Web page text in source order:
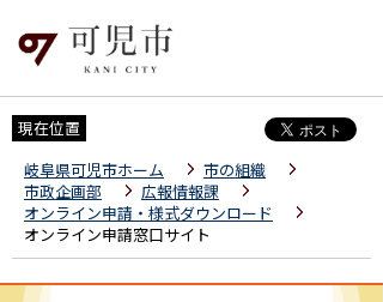
現在位置
岐阜県可児市ホーム
市の組織
市政企画部
広報情報課
オンライン申請・様式ダウンロード
オンライン申請窓口サイト